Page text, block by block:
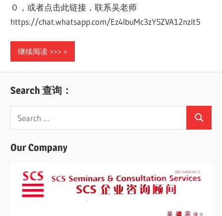
０，或者点击此链接，联系吴老师
https://chat.whatsapp.com/Ez4lbuMc3zY5ZVA12nzIt5
继续阅读 >>>
Search 查询：
for:
Search
Our Company